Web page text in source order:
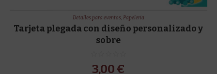
Detalles para eventos, Papeleria
Tarjeta plegada con diseño personalizado y
sobre
3,00 €